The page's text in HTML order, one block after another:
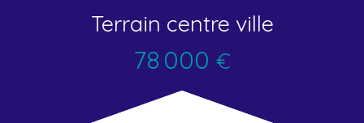
Terrain centre ville
78 000 €